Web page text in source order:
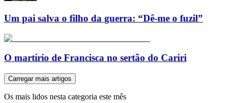
Um pai salva o filho da guerra: “Dê-me o fuzil”
O martírio de Francisca no sertão do Cariri
Carregar mais artigos
Os mais lidos nesta categoria este mês